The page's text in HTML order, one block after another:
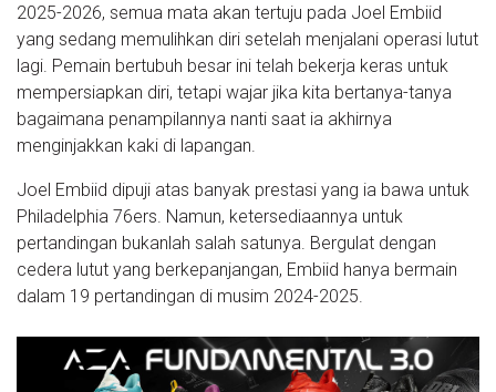
2025-2026, semua mata akan tertuju pada Joel Embiid
yang sedang memulihkan diri setelah menjalani operasi lutut
lagi. Pemain bertubuh besar ini telah bekerja keras untuk
mempersiapkan diri, tetapi wajar jika kita bertanya-tanya
bagaimana penampilannya nanti saat ia akhirnya
menginjakkan kaki di lapangan.
Joel Embiid dipuji atas banyak prestasi yang ia bawa untuk
Philadelphia 76ers. Namun, ketersediaannya untuk
pertandingan bukanlah salah satunya. Bergulat dengan
cedera lutut yang berkepanjangan, Embiid hanya bermain
dalam 19 pertandingan di musim 2024-2025.